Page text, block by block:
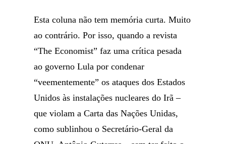
Esta coluna não tem memória curta. Muito
ao contrário. Por isso, quando a revista
“The Economist” faz uma crítica pesada
ao governo Lula por condenar
“veementemente” os ataques dos Estados
Unidos às instalações nucleares do Irã –
que violam a Carta das Nações Unidas,
como sublinhou o Secretário-Geral da